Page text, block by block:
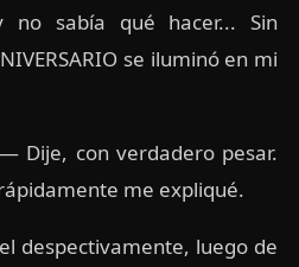
no sabía qué hacer... Sin
se iluminó en mi
Dije, con verdadero pesar.
me expliqué.
despectivamente, luego de